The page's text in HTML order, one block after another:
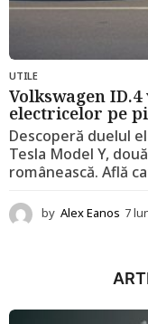
UTILE
Volkswagen
electricelor pe
Descoperă duelul
Tesla Model Y,
românească. Află
by Alex Eanos 7